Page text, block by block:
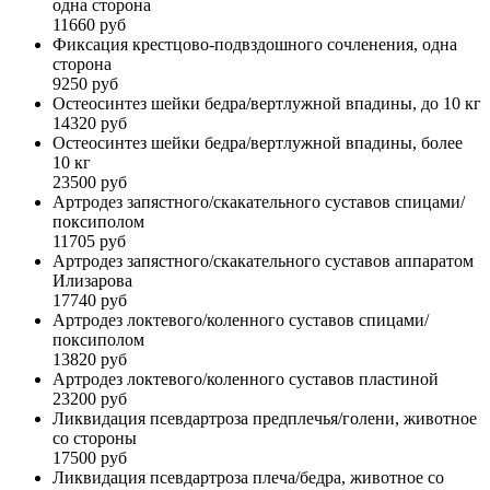
одна сторона
11660 руб
Фиксация крестцово-подвздошного сочленения, одна
сторона
9250 руб
Остеосинтез шейки бедра/вертлужной впадины, до 10 кг
14320 руб
Остеосинтез шейки бедра/вертлужной впадины, более
10 кг
23500 руб
Артродез запястного/скакательного суставов спицами/
поксиполом
11705 руб
Артродез запястного/скакательного суставов аппаратом
Илизарова
17740 руб
Артродез локтевого/коленного суставов спицами/
поксиполом
13820 руб
Артродез локтевого/коленного суставов пластиной
23200 руб
Ликвидация псевдартроза предплечья/голени, животное
со стороны
17500 руб
Ликвидация псевдартроза плеча/бедра, животное со